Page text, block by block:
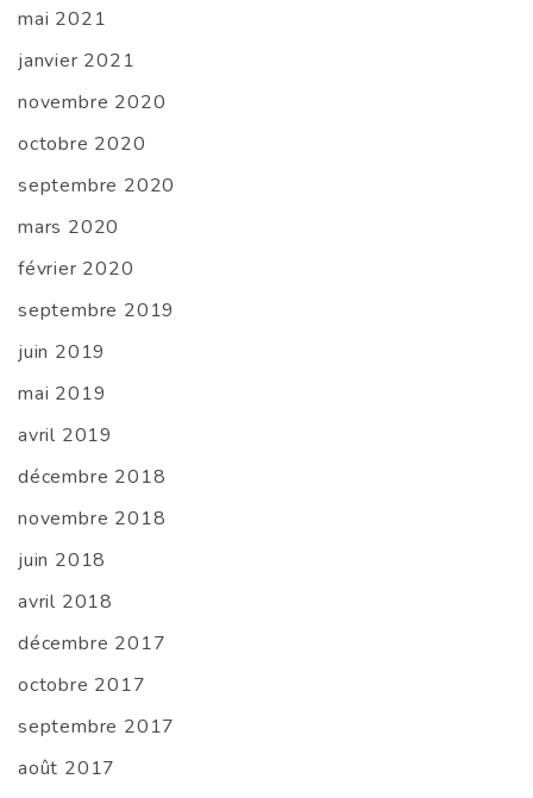
mai 2021
janvier 2021
novembre 2020
octobre 2020
septembre 2020
mars 2020
février 2020
septembre 2019
juin 2019
mai 2019
avril 2019
décembre 2018
novembre 2018
juin 2018
avril 2018
décembre 2017
octobre 2017
septembre 2017
août 2017